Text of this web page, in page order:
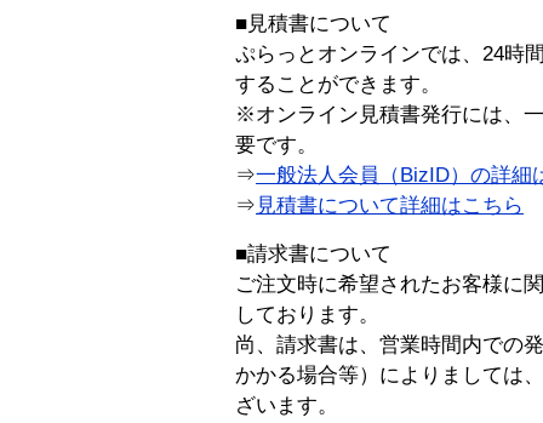
■見積書について
ぷらっとオンラインでは、24時
することができます。
※オンライン見積書発行には、
要です。
⇒一般法人会員（BizID）の詳細
⇒ 見積書について詳細はこちら
■請求書について
ご注文時に希望されたお客様に
しております。
尚、請求書は、営業時間内での
かかる場合等）によりましては
ざいます。